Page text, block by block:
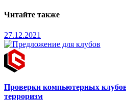
Читайте также
27.12.2021
Проверки компьютерных
терроризм